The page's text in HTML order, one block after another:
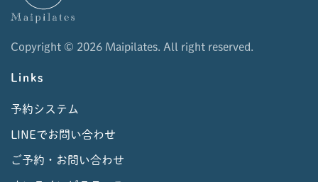
Copyright © 2026 Maipilates. All right reserved.
Links
予約システム
LINEでお問い合わせ
ご予約・お問い合わせ